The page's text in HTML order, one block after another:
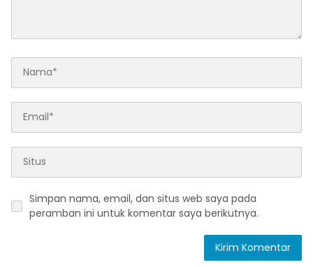
Simpan nama, email, dan situs web saya pada
peramban ini untuk komentar saya berikutnya.